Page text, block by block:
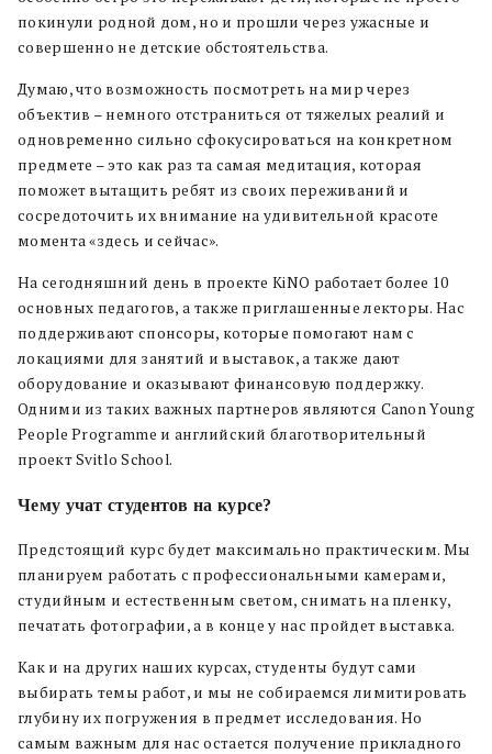
покинули родной дом, но и прошли через ужасные и
совершенно не детские обстоятельства.
Думаю, что возможность посмотреть на мир через
объектив – немного отстраниться от тяжелых реалий и
одновременно сильно сфокусироваться на конкретном
предмете – это как раз та самая медитация, которая
поможет вытащить ребят из своих переживаний и
сосредоточить их внимание на удивительной красоте
момента «здесь и сейчас».
На сегодняшний день в проекте KiNO работает более 10
основных педагогов, а также приглашенные лекторы. Нас
поддерживают спонсоры, которые помогают нам с
локациями для занятий и выставок, а также дают
оборудование и оказывают финансовую поддержку.
Одними из таких важных партнеров являются Canon Young
People Programme и английский благотворительный
проект Svitlo School.
Чему учат студентов на курсе?
Предстоящий курс будет максимально практическим. Мы
планируем работать с профессиональными камерами,
студийным и естественным светом, снимать на пленку,
печатать фотографии, а в конце у нас пройдет выставка.
Как и на других наших курсах, студенты будут сами
выбирать темы работ, и мы не собираемся лимитировать
глубину их погружения в предмет исследования. Но
самым важным для нас остается получение прикладного